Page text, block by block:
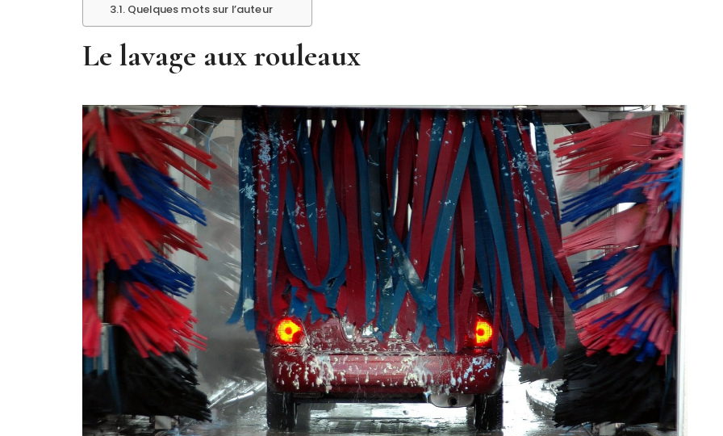
Quelques mots sur l’auteur
Le lavage aux rouleaux